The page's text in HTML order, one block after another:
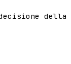
della